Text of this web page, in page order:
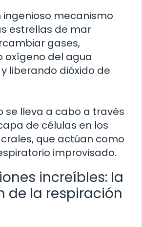
ingenioso mecanismo
estrellas de mar
gases,
oxígeno del agua
liberando dióxido de
se lleva a cabo a través
de células en los
que actúan como
improvisado.
increíbles: la
de la respiración